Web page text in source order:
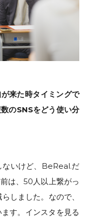
来た時タイミングで
のSNSをどう使い分
ないけど、BeReal.だ
は、50人以上繋がっ
しました。なので、
す。インスタを見る